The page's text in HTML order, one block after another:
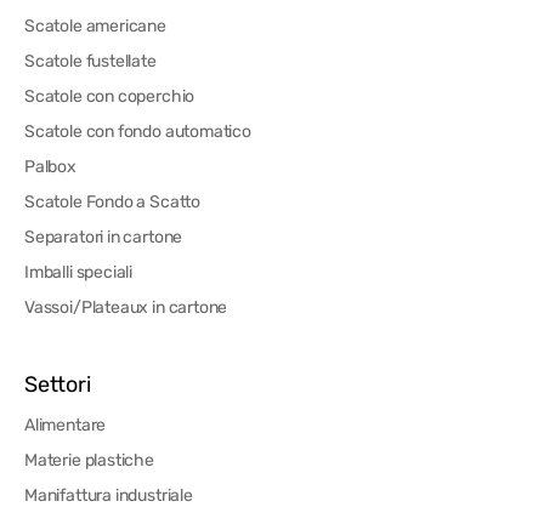
Scatole americane
Scatole fustellate
Scatole con coperchio
Scatole con fondo automatico
Palbox
Scatole Fondo a Scatto
Separatori in cartone
Imballi speciali
Vassoi/Plateaux in cartone
Settori
Alimentare
Materie plastiche
Manifattura industriale